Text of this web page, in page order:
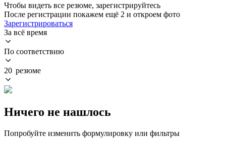
Чтобы видеть все резюме, зарегистрируйтесь
После регистрации покажем ещё 2 и откроем фото
Зарегистрироваться
За всё время
По соответствию
20 резюме
Ничего не нашлось
Попробуйте изменить формулировку или фильтры